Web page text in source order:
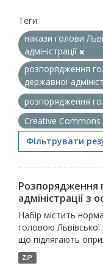
Теги:
накази голови
адміністрації
розпорядження
державної
розпорядження
Creative
Фільтрувати
Розпорядження
адміністрації з
Набір містить
головою Львівської
що підлягають
ZIP